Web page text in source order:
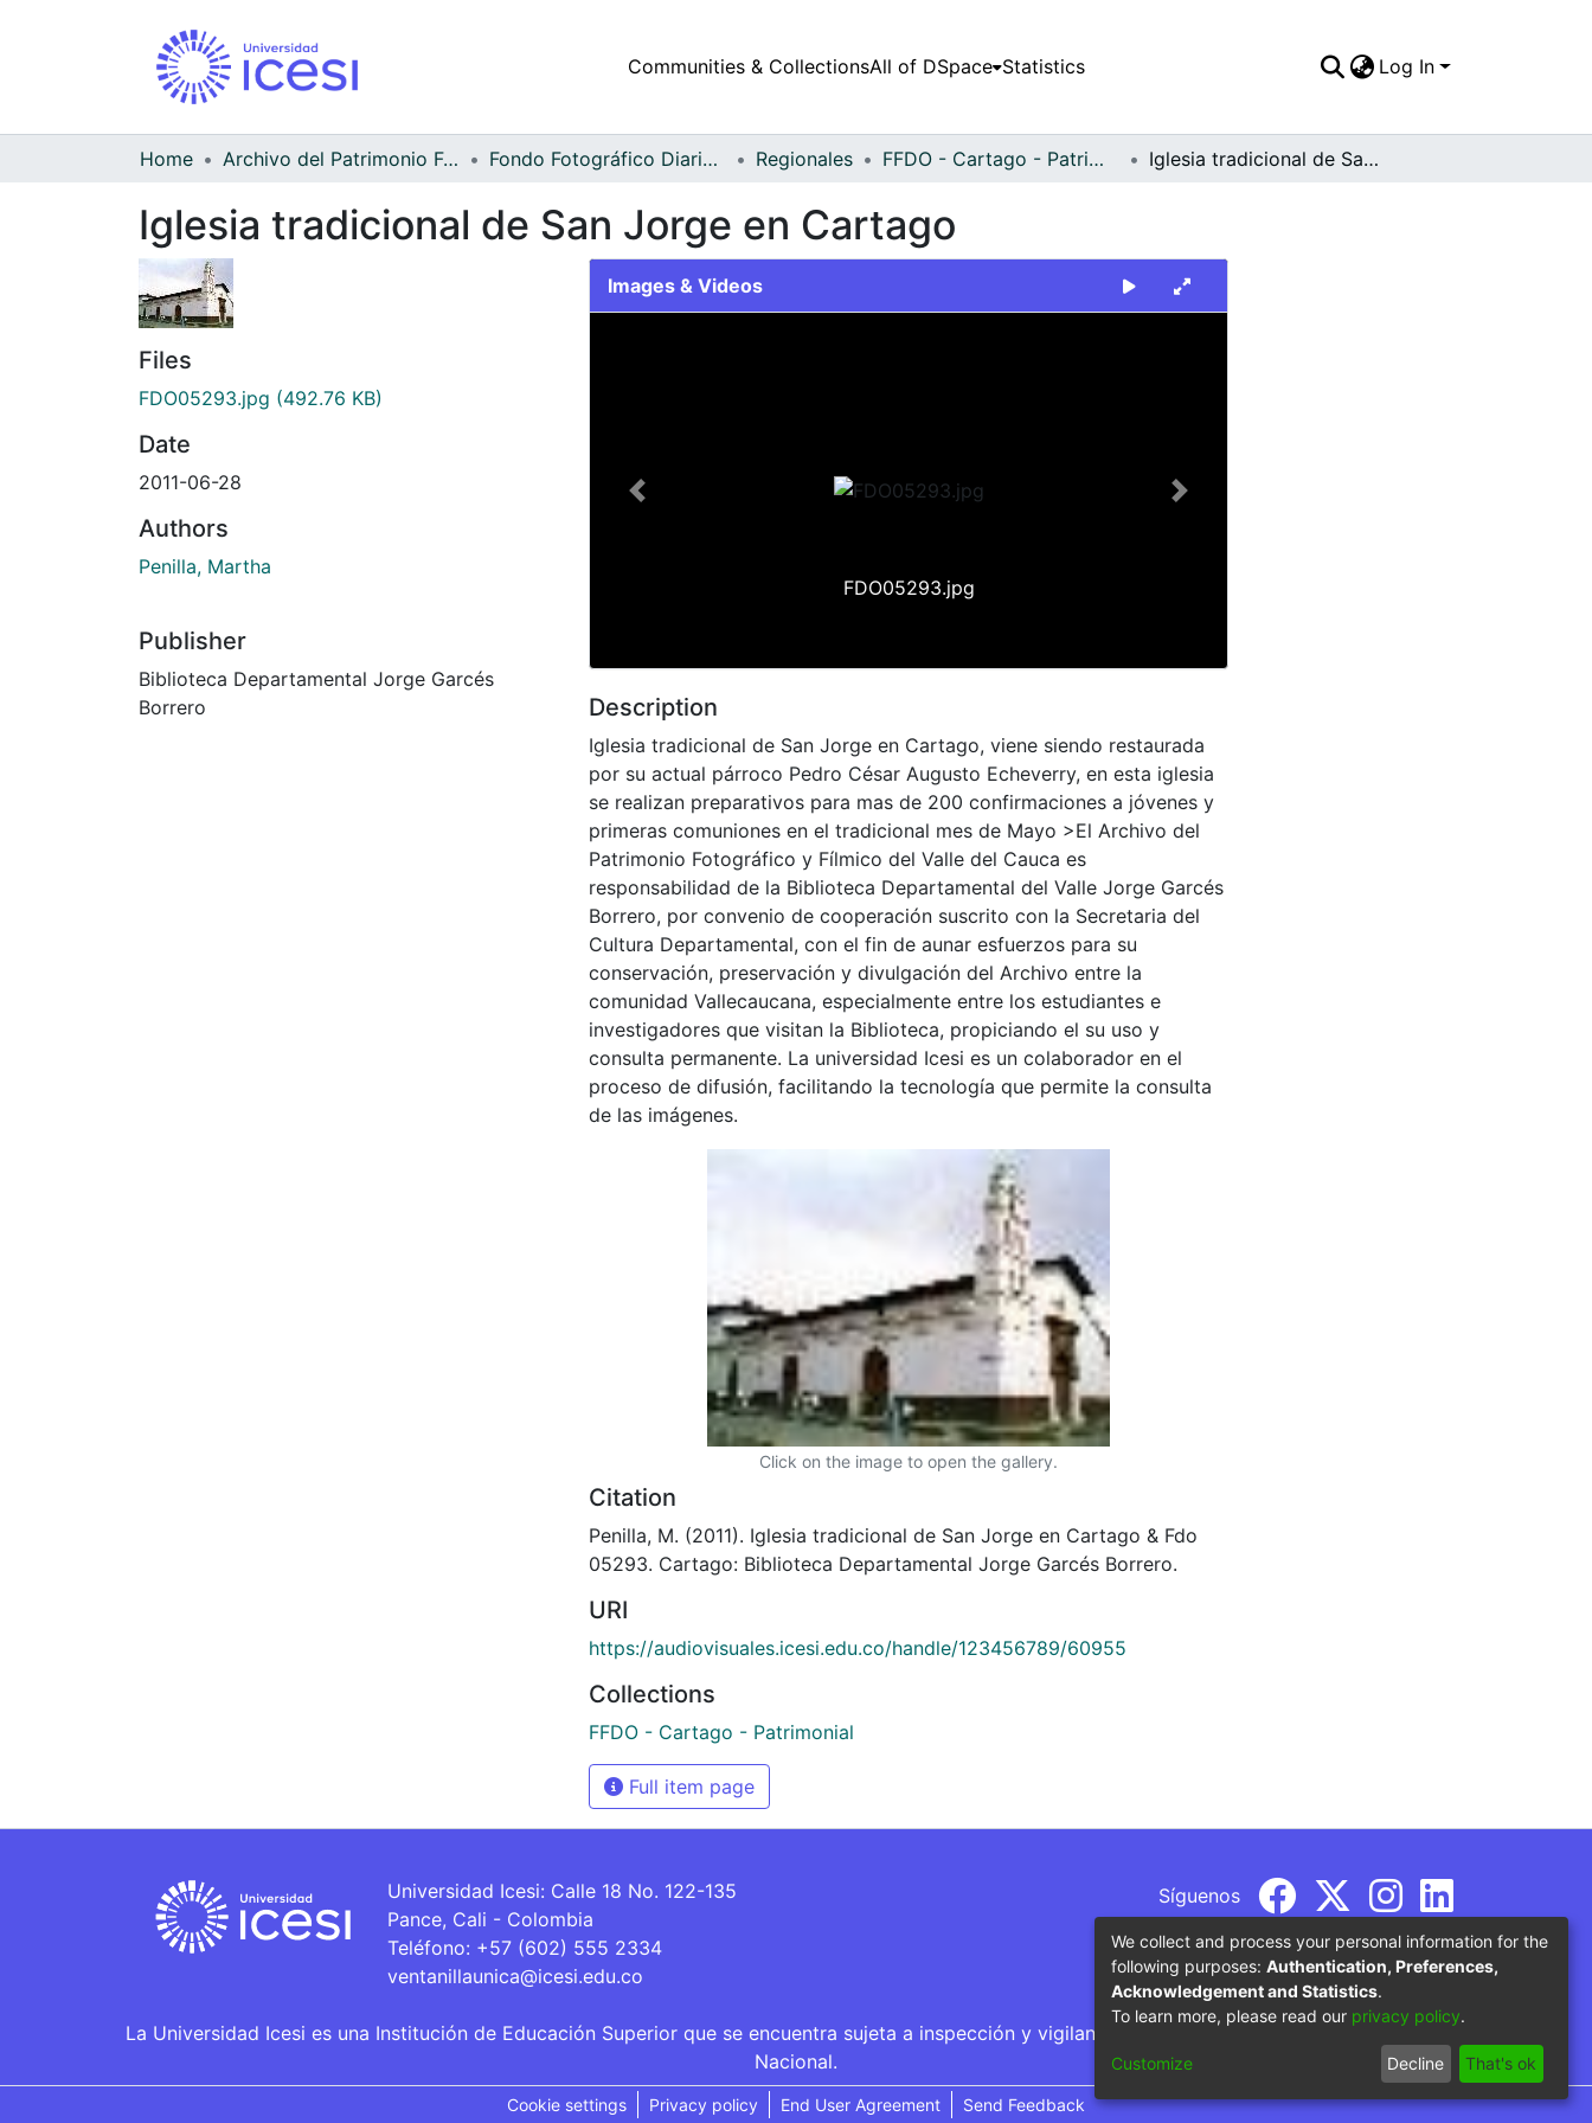
Communities & CollectionsAll of DSpace Statistics Log In
Home Archivo del Patrimonio Fotográfico y Fílmico del Valle del Cauca Fondo Fotográfico Diario Occidente Regionales FFDO - Cartago - Patrimonial Iglesia tradicional de San Jorge en Cartago
Iglesia tradicional de San Jorge en Cartago
Files
FDO05293.jpg (492.76 KB)
Date
2011-06-28
Authors
Penilla, Martha
Publisher
Biblioteca Departamental Jorge Garcés
Borrero
Images & Videos
FDO05293.jpg
Previous Next
Description
Iglesia tradicional de San Jorge en Cartago, viene siendo restaurada
por su actual párroco Pedro César Augusto Echeverry, en esta iglesia
se realizan preparativos para mas de 200 confirmaciones a jóvenes y
primeras comuniones en el tradicional mes de Mayo >El Archivo del
Patrimonio Fotográfico y Fílmico del Valle del Cauca es
responsabilidad de la Biblioteca Departamental del Valle Jorge Garcés
Borrero, por convenio de cooperación suscrito con la Secretaria del
Cultura Departamental, con el fin de aunar esfuerzos para su
conservación, preservación y divulgación del Archivo entre la
comunidad Vallecaucana, especialmente entre los estudiantes e
investigadores que visitan la Biblioteca, propiciando el su uso y
consulta permanente. La universidad Icesi es un colaborador en el
proceso de difusión, facilitando la tecnología que permite la consulta
de las imágenes.
Click on the image to open the gallery.
Citation
Penilla, M. (2011). Iglesia tradicional de San Jorge en Cartago & Fdo
05293. Cartago: Biblioteca Departamental Jorge Garcés Borrero.
URI
https://audiovisuales.icesi.edu.co/handle/123456789/60955
Collections
FFDO - Cartago - Patrimonial
Full item page
Universidad Icesi: Calle 18 No. 122-135
Pance, Cali - Colombia
Teléfono: +57 (602) 555 2334
ventanillaunica@icesi.edu.co
Síguenos
La Universidad Icesi es una Institución de Educación Superior que se encuentra sujeta a inspección y vigilancia por parte del Ministerio de Educación
Nacional.
Cookie settings Privacy policy End User Agreement Send Feedback
We collect and process your personal information for the
following purposes: Authentication, Preferences,
Acknowledgement and Statistics.
To learn more, please read our privacy policy.
Customize Decline That's ok